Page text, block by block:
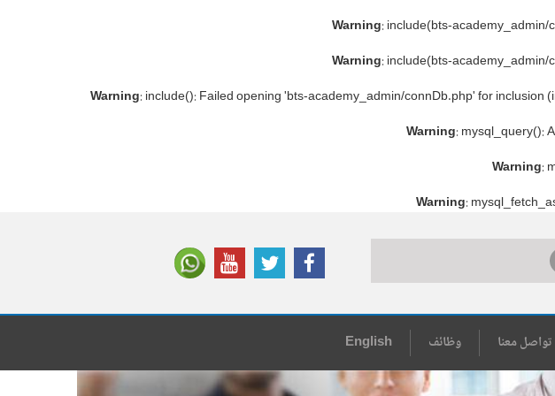
Warning: include(bts-academy_admin/
Warning: include(bts-academy_admin/
Warning: include(): Failed opening 'bts-academy_admin/connDb.php' for
Warning: mysql_query():
Warning:
Warning:
تواصل معنا وظائف English